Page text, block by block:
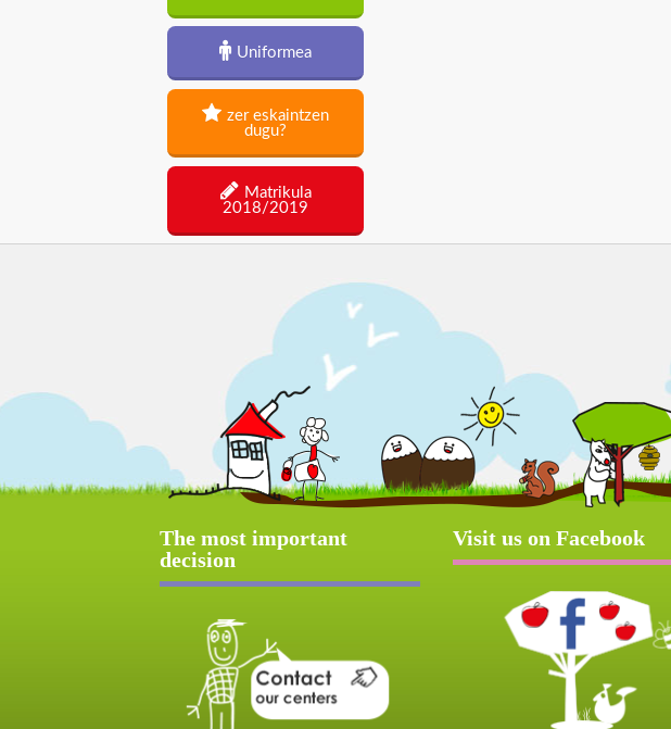
Uniformea
zer eskaintzen
dugu?
Matrikula
2018/2019
The most important
decision
Visit us on Facebook